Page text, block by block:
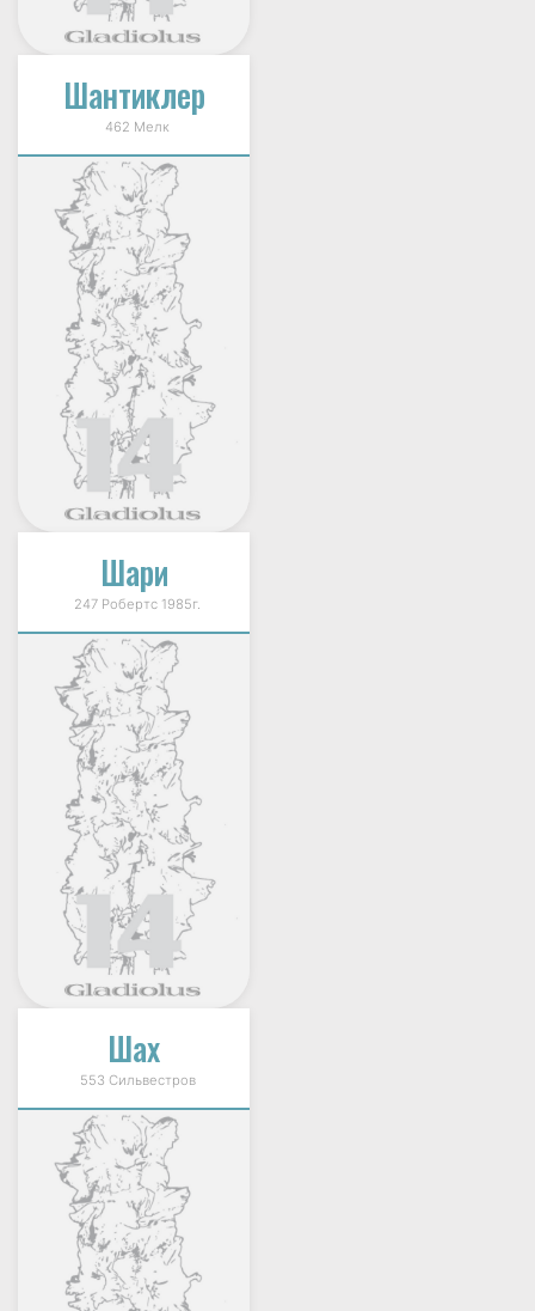
Шантиклер
462 Мелк
Шари
247 Робертс 1985г.
Шах
553 Сильвестров